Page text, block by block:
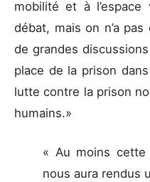
mobilité et à
débat, mais on n’a
de grandes
place de la prison
lutte contre la prison
humains.»
« Au moins
nous aura rendus